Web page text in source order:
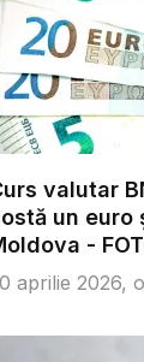
valutar
un euro
-
aprilie 2026,